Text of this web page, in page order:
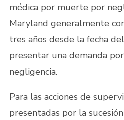
médica por muerte por
Maryland generalmente
tres años desde la fecha
presentar una demanda
negligencia.
Para las acciones de
presentadas por la